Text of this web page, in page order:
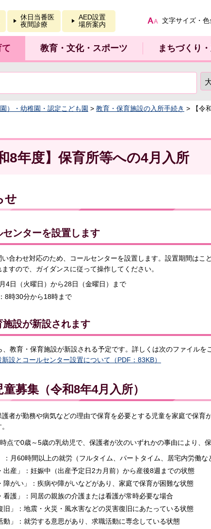
休日当番医
夜間診療
AED設置
場所案内
文字サイズ・色
教育・文化・スポーツ まちづくり
）・幼稚園・認定こども園 > 教育・保育施設の入所手続き > 【令
8年度】保育所等への4月入所
せ
センターを設置します
い合わせ対応のため、コールセンターを設置します。設置期間はこ
すので、ガイダンスに従って操作してください。
4日（火曜日）から28日（金曜日）まで
8時30分から18時まで
施設が新設されます
教育・保育施設が新設される予定です。詳しくは次のファイルを
設とコールセンター設置について（PDF：83KB）
童募集（令和8年4月入所）
者が勤務や病気などの理由で保育を必要とする児童を家庭で保育
点で0歳～5歳の乳幼児で、保護者が次のいずれかの事由により、
：月60時間以上の就労（フルタイム、パートタイム、居宅内労働な
出産」：妊娠中（出産予定日2カ月前）から産後8週までの状態
障がい」：疾病や障がいなどがあり、家庭で保育が困難な状態
看護」：同居の親族の介護または看護が常時必要な場合
旧」：地震・火災・風水害などの災害復旧にあたっている状態
動」：就労する意思があり、求職活動に専念している状態